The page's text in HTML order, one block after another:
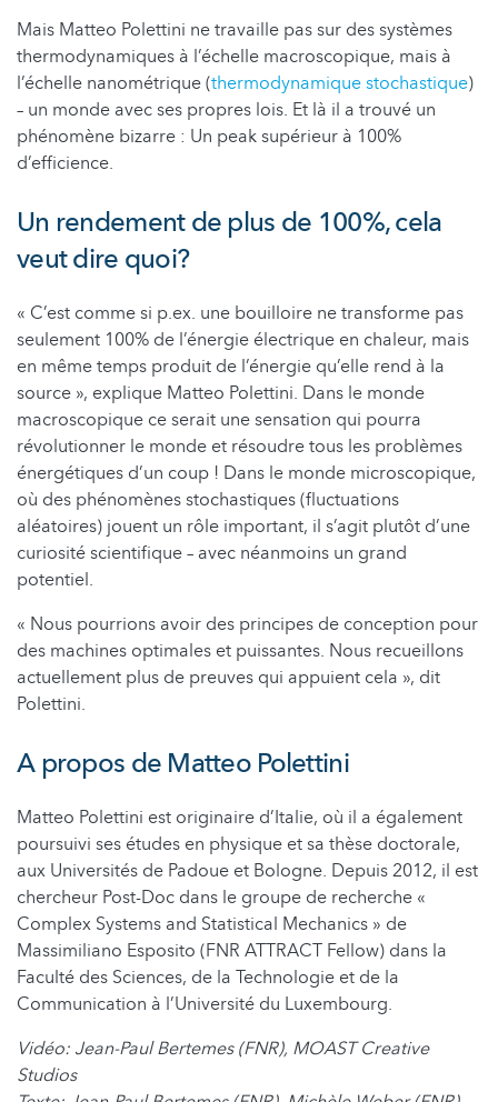
Mais Matteo Polettini ne travaille pas sur des systèmes
thermodynamiques à l’échelle macroscopique, mais à
l’échelle nanométrique (thermodynamique stochastique)
– un monde avec ses propres lois. Et là il a trouvé un
phénomène bizarre : Un peak supérieur à 100%
d’efficience.
Un rendement de plus de 100%, cela
veut dire quoi?
« C’est comme si p.ex. une bouilloire ne transforme pas
seulement 100% de l’énergie électrique en chaleur, mais
en même temps produit de l’énergie qu’elle rend à la
source », explique Matteo Polettini. Dans le monde
macroscopique ce serait une sensation qui pourra
révolutionner le monde et résoudre tous les problèmes
énergétiques d’un coup ! Dans le monde microscopique,
où des phénomènes stochastiques (fluctuations
aléatoires) jouent un rôle important, il s’agit plutôt d’une
curiosité scientifique – avec néanmoins un grand
potentiel.
« Nous pourrions avoir des principes de conception pour
des machines optimales et puissantes. Nous recueillons
actuellement plus de preuves qui appuient cela », dit
Polettini.
A propos de Matteo Polettini
Matteo Polettini est originaire d’Italie, où il a également
poursuivi ses études en physique et sa thèse doctorale,
aux Universités de Padoue et Bologne. Depuis 2012, il est
chercheur Post-Doc dans le groupe de recherche «
Complex Systems and Statistical Mechanics » de
Massimiliano Esposito (FNR ATTRACT Fellow) dans la
Faculté des Sciences, de la Technologie et de la
Communication à l’Université du Luxembourg.
Vidéo: Jean-Paul Bertemes (FNR), MOAST Creative
Studios